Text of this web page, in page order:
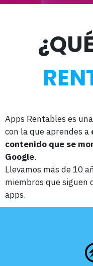
Apps Rentables es
con la que aprendes a
contenido que se
Google.
Llevamos más de 10
miembros que siguen
apps.